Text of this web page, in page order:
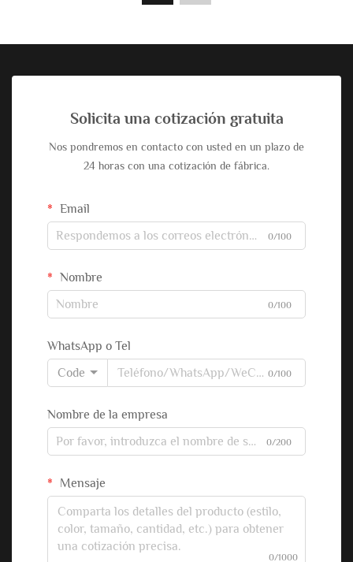
Solicita una cotización gratuita
Nos pondremos en contacto con usted en un plazo de
24 horas con una cotización de fábrica.
Email
0/100
Nombre
0/100
WhatsApp o Tel
Code
0/100
Nombre de la empresa
0/200
Mensaje
0/1000